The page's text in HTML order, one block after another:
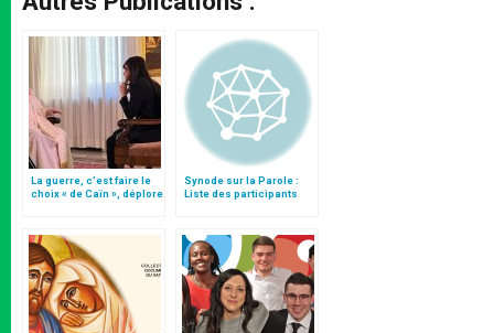
La guerre, c’est faire le
choix « de Caïn », déplore
Synode sur la Parole :
Liste des participants